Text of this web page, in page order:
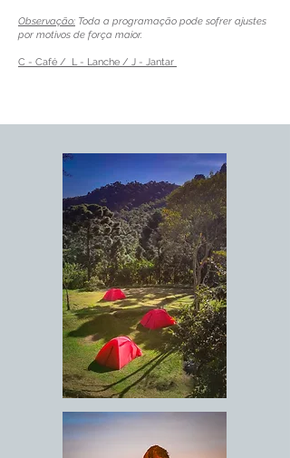
Observação: Toda a programação pode sofrer ajustes
por motivos de força maior.
C - Café / L - Lanche / J - Jantar